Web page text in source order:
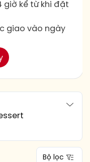
giờ kể từ khi đặt
giao vào ngày
Bộ lọc